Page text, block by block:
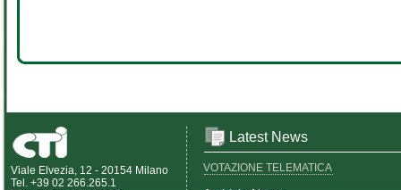
Viale Elvezia, 12 - 20154 Milano
Tel. +39 02 266.265.1
Latest News
VOTAZIONE TELEMATICA